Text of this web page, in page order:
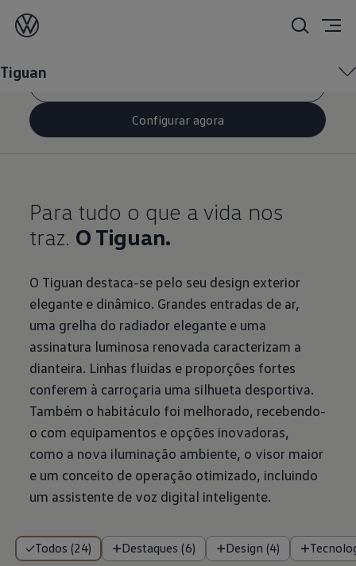
Tiguan
Configurar agora
Para tudo o que a vida nos
traz. O Tiguan.
O Tiguan destaca-se pelo seu design exterior
elegante e dinâmico. Grandes entradas de ar,
uma grelha do radiador elegante e uma
assinatura luminosa renovada caracterizam a
dianteira. Linhas fluidas e proporções fortes
conferem à carroçaria uma silhueta desportiva.
Também o habitáculo foi melhorado, recebendo-
o com equipamentos e opções inovadoras,
como a nova iluminação ambiente, o visor maior
e um conceito de operação otimizado, incluindo
um assistente de voz digital inteligente.
Todos (24) Destaques (6) Design (4)